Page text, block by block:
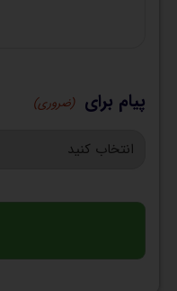
پیام برای (ضروری)